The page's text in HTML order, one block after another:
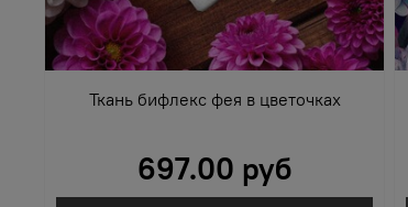
Ткань бифлекс фея в цветочках
697.00 руб